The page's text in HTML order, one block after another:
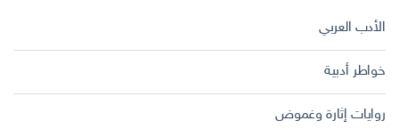
الأدب العربي
خواطر أدبية
روايات إثارة وغموض